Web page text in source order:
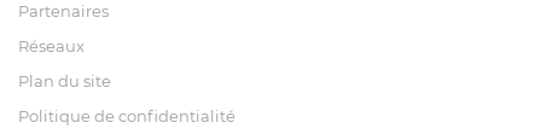
Partenaires
Réseaux
Plan du site
Politique de confidentialité